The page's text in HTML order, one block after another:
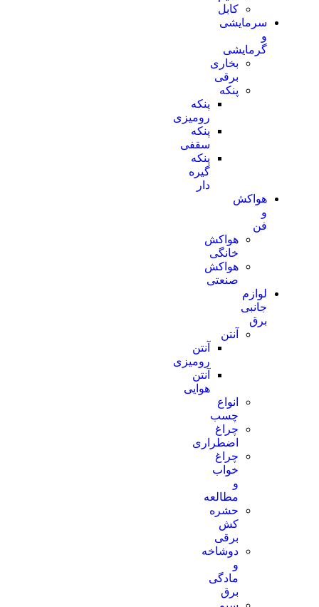
کابل
سرمایشی
و
گرمایشی
بخاری
برقی
پنکه
پنکه
رومیزی
پنکه
سقفی
پنکه
گیره
دار
هواکش
و
فن
هواکش
خانگی
هواکش
صنعتی
لوازم
جانبی
برق
آنتن
آنتن
رومیزی
آنتن
هوایی
انواع
چسب
چراغ
اضطراری
چراغ
خواب
و
مطالعه
حشره
کش
برقی
دوشاخه
و
مادگی
برق